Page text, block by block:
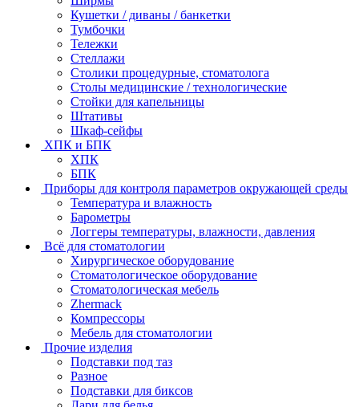
Кушетки / диваны / банкетки
Тумбочки
Тележки
Стеллажи
Столики процедурные, стоматолога
Столы медицинские / технологические
Стойки для капельницы
Штативы
Шкаф-сейфы
ХПК и БПК
ХПК
БПК
Приборы для контроля параметров окружающей среды
Температура и влажность
Барометры
Логгеры температуры, влажности, давления
Всё для стоматологии
Хирургическое оборудование
Стоматологическое оборудование
Стоматологическая мебель
Zhermack
Компрессоры
Мебель для стоматологии
Прочие изделия
Подставки под таз
Разное
Подставки для биксов